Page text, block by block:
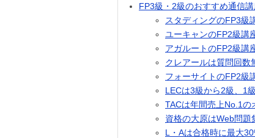
FP3級・2級のおすすめ通信
スタディングのFP3級
ユーキャンのFP2級講
アガルートのFP2級講
クレアールは質問回数
フォーサイトのFP2級
LECは3級から2級、1
TACは年間売上No.1
資格の大原はWeb問題
L・Aは合格時に最大